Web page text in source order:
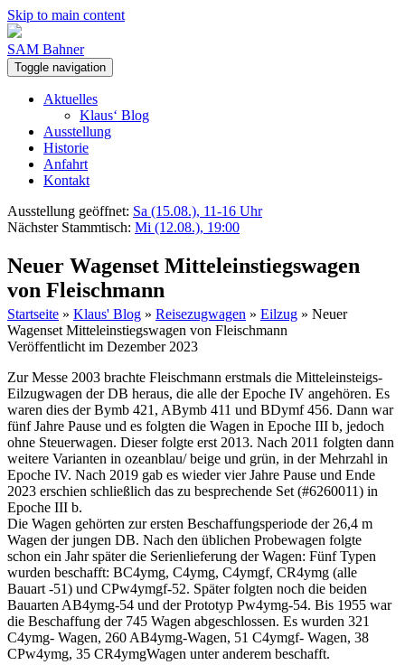
Skip to main content
SAM Bahner
Toggle navigation
Aktuelles
Klaus‘ Blog
Ausstellung
Historie
Anfahrt
Kontakt
Ausstellung geöffnet: Sa (15.08.), 11-16 Uhr
Nächster Stammtisch: Mi (12.08.), 19:00
Neuer Wagenset Mitteleinstiegswagen
von Fleischmann
Startseite » Klaus' Blog » Reisezugwagen » Eilzug » Neuer
Wagenset Mitteleinstiegswagen von Fleischmann
Veröffentlicht im Dezember 2023
Zur Messe 2003 brachte Fleischmann erstmals die Mitteleinsteigs-
Eilzugwagen der DB heraus, die alle der Epoche IV angehören. Es
waren dies der Bymb 421, ABymb 411 und BDymf 456. Dann war
fünf Jahre Pause und es folgten die Wagen in Epoche III b, jedoch
ohne Steuerwagen. Dieser folgte erst 2013. Nach 2011 folgten dann
weitere Varianten in ozeanblau/ beige und grün, in der Mehrzahl in
Epoche IV. Nach 2019 gab es wieder vier Jahre Pause und Ende
2023 erschien schließlich das zu besprechende Set (#6260011) in
Epoche III b.
Die Wagen gehörten zur ersten Beschaffungsperiode der 26,4 m
Wagen der jungen DB. Nach den üblichen Probewagen folgte
schon ein Jahr später die Serienlieferung der Wagen: Fünf Typen
wurden beschafft: BC4ymg, C4ymg, C4ymgf, CR4ymg (alle
Bauart -51) und CPw4ymgf-52. Später folgten noch die beiden
Bauarten AB4ymg-54 und der Prototyp Pw4ymg-54. Bis 1955 war
die Beschaffung der 745 Wagen abgeschlossen. Es wurden 321
C4ymg- Wagen, 260 AB4ymg-Wagen, 51 C4ymgf- Wagen, 38
CPw4ymg, 35 CR4ymgWagen unter anderem beschafft.